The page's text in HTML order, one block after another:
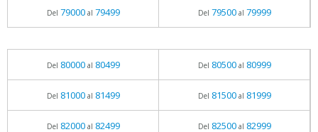
Del 79000al 79499 Del 79500al 79999
Del 80000al 80499 Del 80500al 80999
Del 81000al 81499 Del 81500al 81999
Del 82000al 82499 Del 82500al 82999